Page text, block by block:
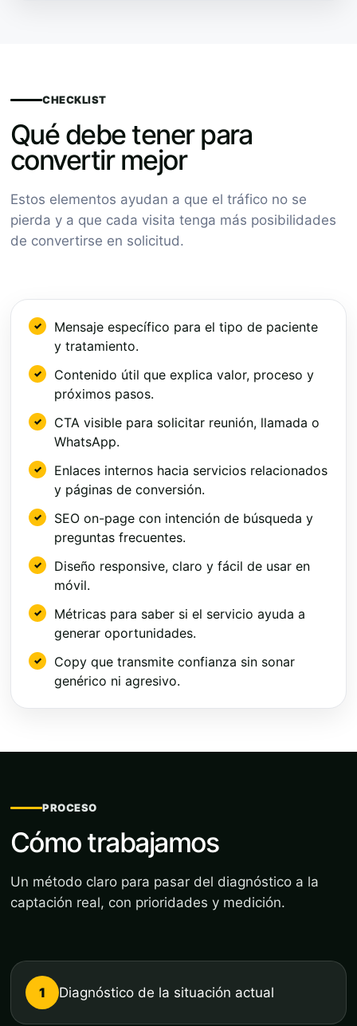
CHECKLIST
Qué debe tener para
convertir mejor
Estos elementos ayudan a que el tráfico no se
pierda y a que cada visita tenga más posibilidades
de convertirse en solicitud.
Mensaje específico para el tipo de paciente
y tratamiento.
Contenido útil que explica valor, proceso y
próximos pasos.
CTA visible para solicitar reunión, llamada o
WhatsApp.
Enlaces internos hacia servicios relacionados
y páginas de conversión.
SEO on-page con intención de búsqueda y
preguntas frecuentes.
Diseño responsive, claro y fácil de usar en
móvil.
Métricas para saber si el servicio ayuda a
generar oportunidades.
Copy que transmite confianza sin sonar
genérico ni agresivo.
PROCESO
Cómo trabajamos
Un método claro para pasar del diagnóstico a la
captación real, con prioridades y medición.
1 Diagnóstico de la situación actual